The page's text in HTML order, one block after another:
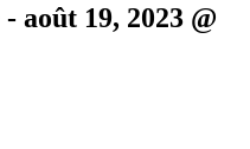
- août 19, 2023 @